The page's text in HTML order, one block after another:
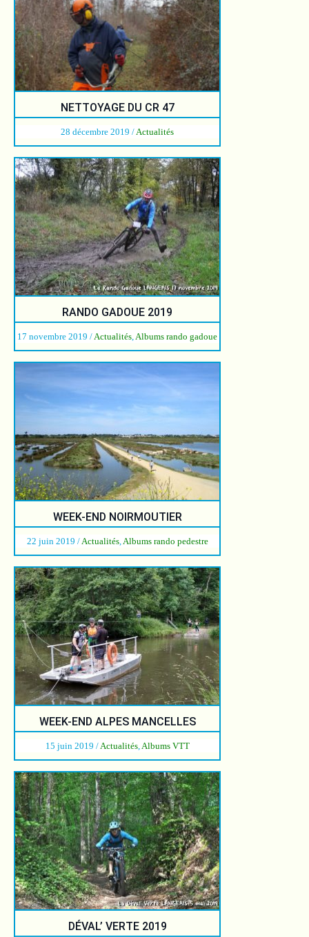
NETTOYAGE DU CR 47
28 décembre 2019 /Actualités
RANDO GADOUE 2019
17 novembre 2019 /Actualités,Albums rando gadoue
WEEK-END NOIRMOUTIER
22 juin 2019 /Actualités,Albums rando pedestre
WEEK-END ALPES MANCELLES
15 juin 2019 /Actualités,Albums VTT
DÉVAL’ VERTE 2019